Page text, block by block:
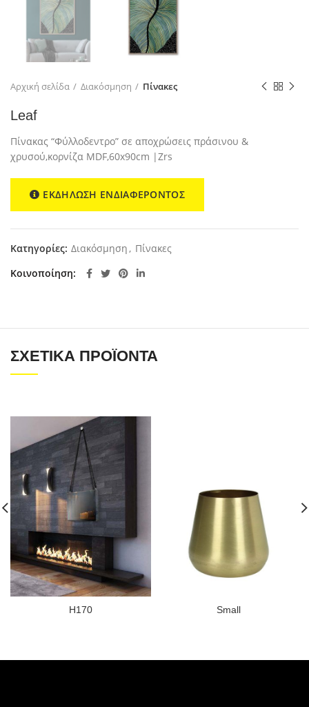
Αρχική σελίδα Διακόσμηση Πίνακες
Leaf
Πίνακας “Φύλλοδεντρο” σε αποχρώσεις πράσινου &
χρυσού,κορνίζα MDF,60x90cm |Zrs
ΕΚΔΗΛΩΣΗ ΕΝΔΙΑΦΕΡΟΝΤΟΣ
Κατηγορίες: Διακόσμηση , Πίνακες
Κοινοποίηση
ΣΧΕΤΙΚΆ ΠΡΟΪΌΝΤΑ
H170 Small